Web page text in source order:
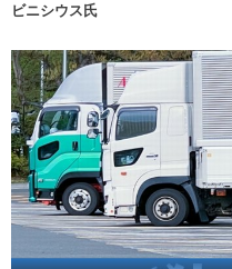
ビニシウス氏